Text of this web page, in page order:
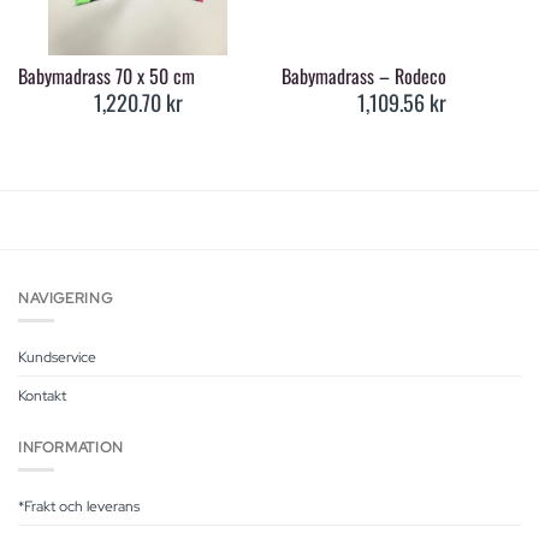
Babymadrass 70 x 50 cm
1,220.70kr
Babymadrass – Rodeco
1,109.56kr
NAVIGERING
Kundservice
Kontakt
INFORMATION
*Frakt och leverans